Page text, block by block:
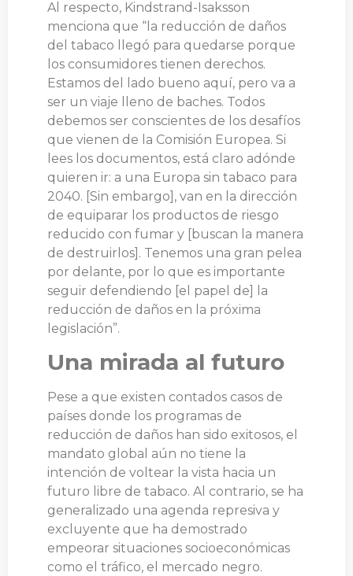
Al respecto, Kindstrand-Isaksson
menciona que “la reducción de daños
del tabaco llegó para quedarse porque
los consumidores tienen derechos.
Estamos del lado bueno aquí, pero va a
ser un viaje lleno de baches. Todos
debemos ser conscientes de los desafíos
que vienen de la Comisión Europea. Si
lees los documentos, está claro adónde
quieren ir: a una Europa sin tabaco para
2040. [Sin embargo], van en la dirección
de equiparar los productos de riesgo
reducido con fumar y [buscan la manera
de destruirlos]. Tenemos una gran pelea
por delante, por lo que es importante
seguir defendiendo [el papel de] la
reducción de daños en la próxima
legislación”.
Una mirada al futuro
Pese a que existen contados casos de
países donde los programas de
reducción de daños han sido exitosos, el
mandato global aún no tiene la
intención de voltear la vista hacia un
futuro libre de tabaco. Al contrario, se ha
generalizado una agenda represiva y
excluyente que ha demostrado
empeorar situaciones socioeconómicas
como el tráfico, el mercado negro.